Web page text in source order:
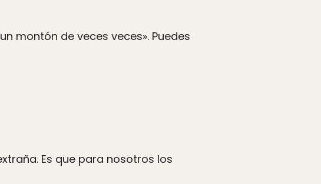
montón de veces veces». Puedes
Es que para nosotros los